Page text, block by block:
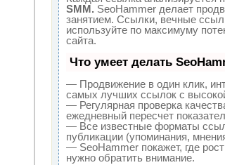
SMM. SeoHammer делает
занятием. Ссылки, вечные
используйте по максимуму
сайта.
Что умеет делать
— Продвижение в один клик,
самых лучших ссылок с
— Регулярная проверка
ежедневный пересчет
— Все известные форматы
публикации (упоминания,
— SeoHammer покажет, где
нужно обратить внимание.